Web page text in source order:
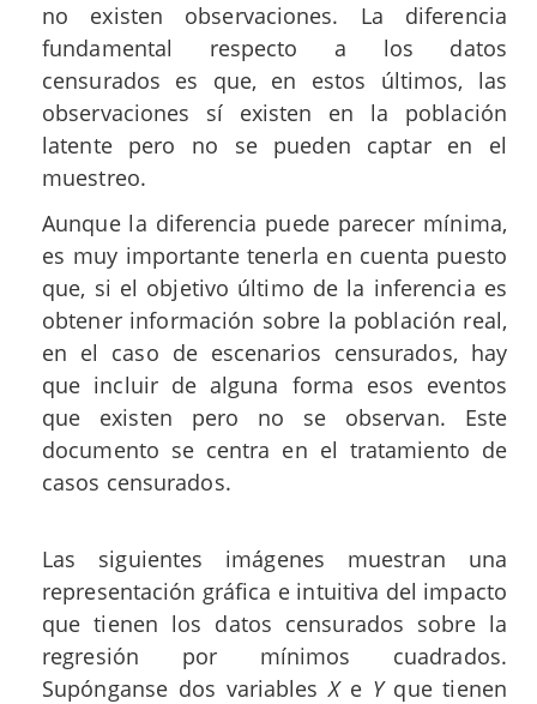
no existen observaciones. La diferencia
fundamental respecto a los datos
censurados es que, en estos últimos, las
observaciones sí existen en la población
latente pero no se pueden captar en el
muestreo.
Aunque la diferencia puede parecer mínima,
es muy importante tenerla en cuenta puesto
que, si el objetivo último de la inferencia es
obtener información sobre la población real,
en el caso de escenarios censurados, hay
que incluir de alguna forma esos eventos
que existen pero no se observan. Este
documento se centra en el tratamiento de
casos censurados.
Las siguientes imágenes muestran una
representación gráfica e intuitiva del impacto
que tienen los datos censurados sobre la
regresión por mínimos cuadrados.
Supónganse dos variablesXe Yque tienen